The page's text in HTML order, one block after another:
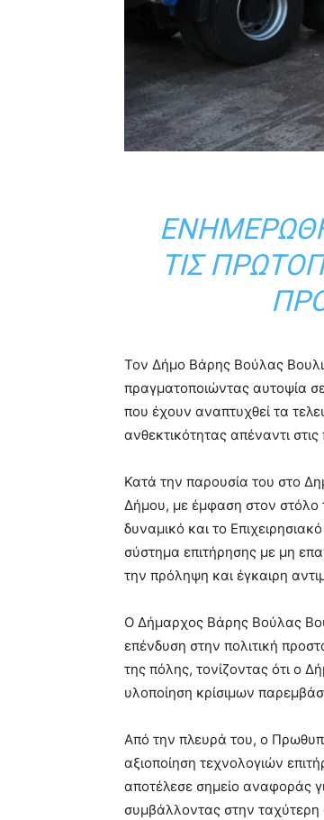
ΤΙΣ
Τον Δήμο Βάρης Βούλας
πραγματοποιώντας αυτοψία
που έχουν αναπτυχθεί τα
ανθεκτικότητας απέναντι
Κατά την παρουσία του στο
Δήμου, με έμφαση στον στόλο
δυναμικό και το
σύστημα επιτήρησης με μη
την πρόληψη και έγκαιρη
Ο Δήμαρχος Βάρης Βούλας
επένδυση στην πολιτική
της πόλης, τονίζοντας ότι ο
υλοποίηση κρίσιμων
Από την πλευρά του, ο
αξιοποίηση τεχνολογιών
αποτέλεσε σημείο αναφοράς
συμβάλλοντας στην ταχύτερη